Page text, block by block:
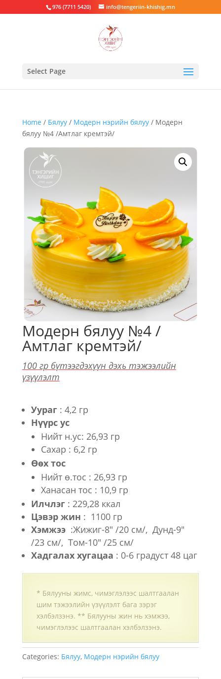
976 (7711 5420) info@tengeriin-khishig.mn
Select Page
Home / Бялуу/ Модерн нэрийн бялуу/ Модерн
бялуу №4 /Амтлаг кремтэй/
Модерн бялуу №4 /
Амтлаг кремтэй/
100 гр бүтээгдэхүүн дэхь тэжээлийн
үзүүлэлт
Уураг: 4,2 гр
Нүүрс ус
Нийт н.ус: 26,93 гр
Сахар : 6,2 гр
Өөх тос
Нийт ө.тос : 26,93 гр
Ханасан тос : 10,9 гр
Илчлэг: 229,28 ккал
Цэвэр жин : 1100 гр
Хэмжээ:Жижиг-8″ /20 см/, Дунд-9″
/23 см/, Том-10″ /25 см/
Хадгалах хугацаа : 0-6 градуст 48 цаг
* Бялууны жимс, чимэглэлээс шалтгаалан
шим тэжээлийн үзүүлэлт бага зэрэг
хэлбэлзэнэ. ** Бялууны жин нь хэмжээ,
чимэглэлээс шалтгаалан хэлбэлзэнэ.
Categories: Бялуу, Модерн нэрийн бялуу